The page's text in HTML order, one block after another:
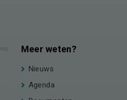
Meer weten?
Nieuws
Agenda